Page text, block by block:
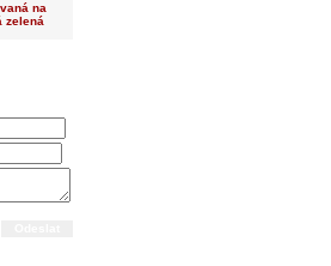
na
zelená